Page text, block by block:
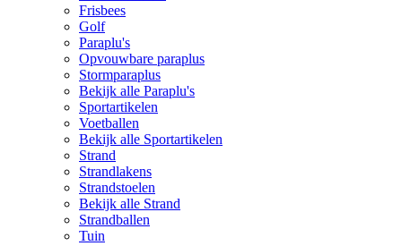
Frisbees
Golf
Paraplu's
Opvouwbare paraplus
Stormparaplus
Bekijk alle Paraplu's
Sportartikelen
Voetballen
Bekijk alle Sportartikelen
Strand
Strandlakens
Strandstoelen
Bekijk alle Strand
Strandballen
Tuin